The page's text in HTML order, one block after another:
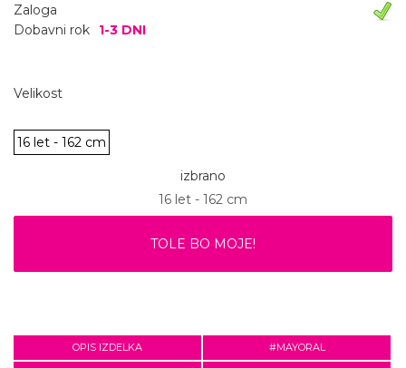
Zaloga
Dobavni rok
1-3 DNI
Velikost
16 let - 162 cm
izbrano
16 let - 162 cm
TOLE BO MOJE!
OPIS IZDELKA #MAYORAL